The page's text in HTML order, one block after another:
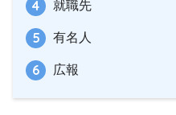
就職先
有名人
広報